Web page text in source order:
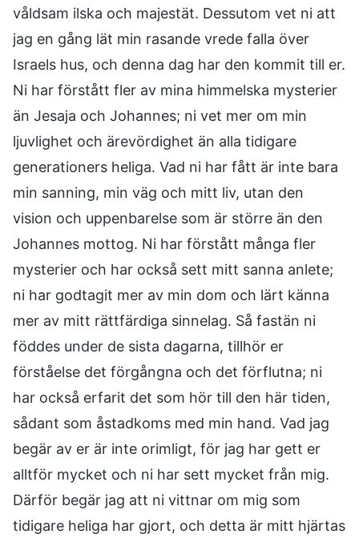
våldsam ilska och majestät. Dessutom vet ni att
jag en gång lät min rasande vrede falla över
Israels hus, och denna dag har den kommit till er.
Ni har förstått fler av mina himmelska mysterier
än Jesaja och Johannes; ni vet mer om min
ljuvlighet och ärevördighet än alla tidigare
generationers heliga. Vad ni har fått är inte bara
min sanning, min väg och mitt liv, utan den
vision och uppenbarelse som är större än den
Johannes mottog. Ni har förstått många fler
mysterier och har också sett mitt sanna anlete;
ni har godtagit mer av min dom och lärt känna
mer av mitt rättfärdiga sinnelag. Så fastän ni
föddes under de sista dagarna, tillhör er
förståelse det förgångna och det förflutna; ni
har också erfarit det som hör till den här tiden,
sådant som åstadkoms med min hand. Vad jag
begär av er är inte orimligt, för jag har gett er
alltför mycket och ni har sett mycket från mig.
Därför begär jag att ni vittnar om mig som
tidigare heliga har gjort, och detta är mitt hjärtas